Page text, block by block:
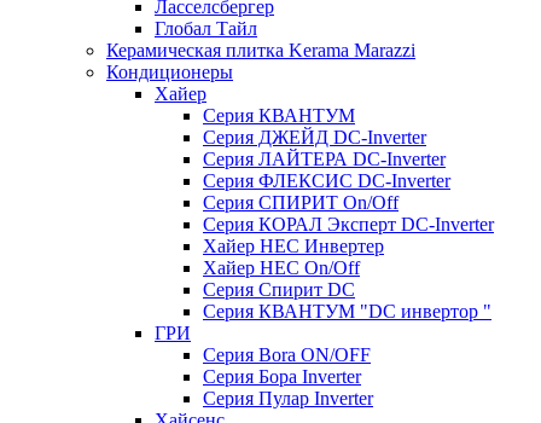
Ласселсбергер
Глобал Тайл
Керамическая плитка Kerama Marazzi
Кондиционеры
Хайер
Серия КВАНТУМ
Серия ДЖЕЙД DC-Inverter
Серия ЛАЙТЕРА DC-Inverter
Серия ФЛЕКСИС DC-Inverter
Серия СПИРИТ On/Off
Серия КОРАЛ Эксперт DC-Inverter
Хайер HEC Инвертер
Хайер HEC On/Off
Серия Спирит DC
Серия КВАНТУМ "DC инвертор "
ГРИ
Серия Bora ON/OFF
Серия Бора Inverter
Серия Пулар Inverter